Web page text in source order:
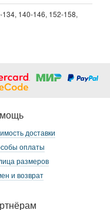
140-146, 152-158,
доставки
оплаты
размеров
и возврат